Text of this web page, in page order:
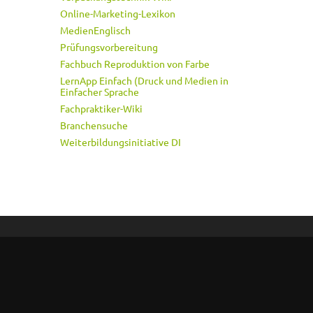
Online-Marketing-Lexikon
MedienEnglisch
Prüfungsvorbereitung
Fachbuch Reproduktion von Farbe
LernApp Einfach (Druck und Medien in
Einfacher Sprache
Fachpraktiker-Wiki
Branchensuche
Weiterbildungsinitiative DI